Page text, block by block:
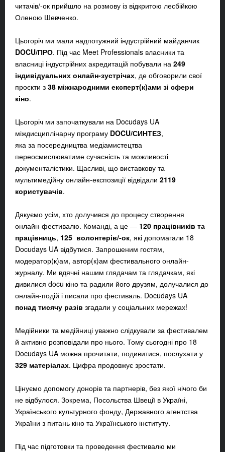
читачів/-ок прийшло на розмову із відкритою лесбійкою
Оленою Шевченко.
Цьогоріч ми мали надпотужний індустрійний майданчик
DOCU/ПРО. Під час Meet Professionals власники та
власниці індустрійних акредитацій побували на 249
індивідуальних онлайн-зустрічах, де обговорили свої
проєкти з 38 міжнародними експерт(к)ами зі сфери
кіно.
Цьогоріч ми започаткували на Docudays UA
міждисциплінарну програму DOCU/СИНТЕЗ,
яка за посередництва медіамистецтва
переосмислюватиме сучасність та можливості
документалістики. Щасливі, що виставкову та
мультимедійну онлайн-експозиції відвідали 2119
користувачів.
Дякуємо усім, хто долучився до процесу створення
онлайн-фестивалю. Команді, а це — 120 працівників та
працівниць, 125 волонтерів/-ок, які допомагали 18
Docudays UA відбутися. Запрошеним гостям,
модератор(к)ам, автор(к)ам фестивального онлайн-
журналу. Ми вдячні нашим глядачам та глядачкам, які
дивилися docu кіно та радили його друзям, долучалися до
онлайн-подій і писали про фестиваль. Docudays UA
понад тисячу разів згадали у соціальних мережах!
Медійники та медійниці уважно слідкували за фестивалем
й активно розповідали про нього. Тому сьогодні про 18
Docudays UA можна прочитати, подивитися, послухати у
329 матеріалах. Цифра продовжує зростати.
Цінуємо допомогу донорів та партнерів, без якої нічого би
не відбулося. Зокрема, Посольства Швеції в Україні,
Українського культурного фонду, Державного агентства
України з питань кіно та Українського інституту.
Під час підготовки та проведення фестивалю ми